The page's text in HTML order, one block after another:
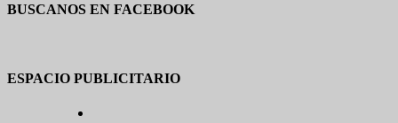
BUSCANOS EN FACEBOOK
ESPACIO PUBLICITARIO